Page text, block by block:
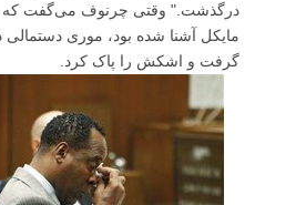
درگذشت." وقتی چرنوف می‌گفت که
مایکل آشنا شده بود، موری
گرفت و اشکش را پاک کرد.